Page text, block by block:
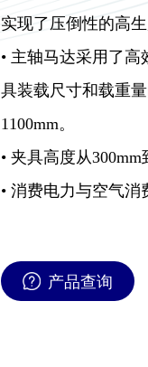
实现了压倒性的高生
• 主轴马达采用了
具装载尺寸和载重
1100mm。
• 夹具高度从300mm
• 消费电力与空气消
产品查询